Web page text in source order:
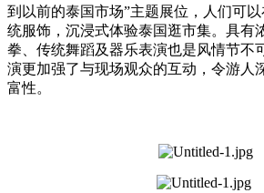
到以前的泰国市场”主题展位，人们可
统服饰，沉浸式体验泰国逛市集。具有
拳、传统舞蹈及器乐表演也是风情节不
演更加强了与现场观众的互动，令游人
富性。